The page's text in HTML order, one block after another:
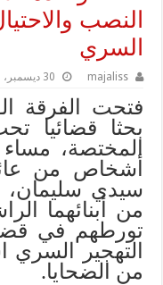
النصب
السري
majaliss 30 ديسمبر، 2021
فتحت الفرقة
بحثا قضائيا
المختصة، مساء
أشخاص من
سيدي سليمان،
من أبنائهما
تورطهم في
التهجير
من الضحايا.